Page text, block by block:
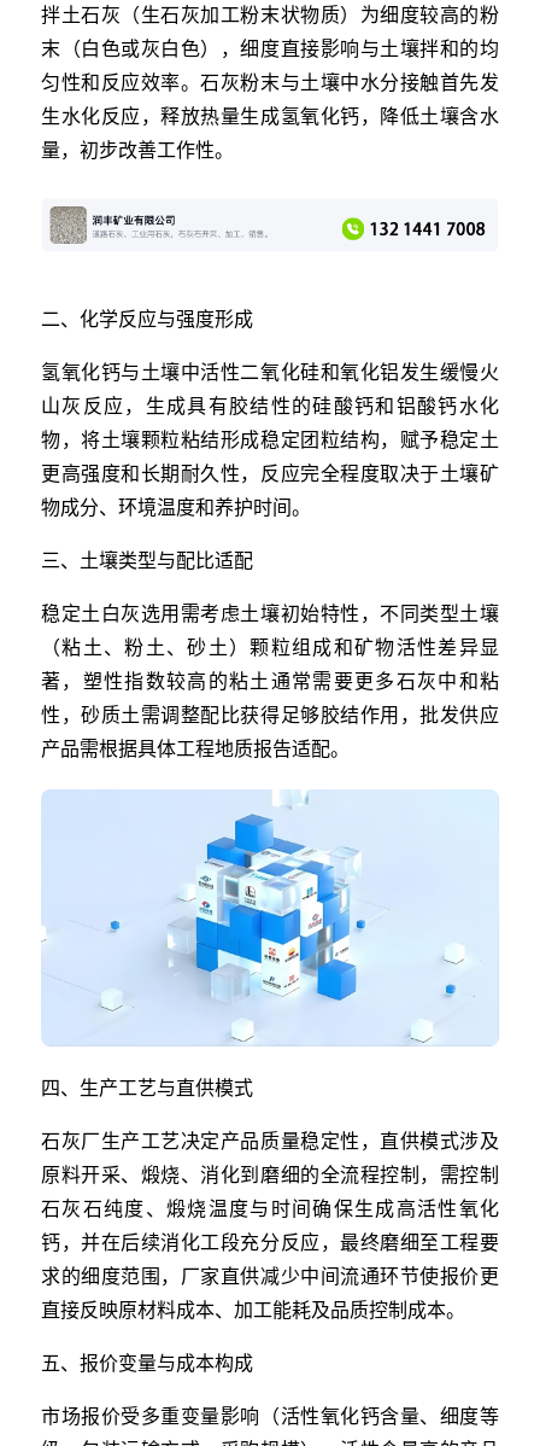
拌土石灰（生石灰加工粉末状物质）为细度较高的粉
末（白色或灰白色），细度直接影响与土壤拌和的均
匀性和反应效率。石灰粉末与土壤中水分接触首先发
生水化反应，释放热量生成氢氧化钙，降低土壤含水
量，初步改善工作性。
二、化学反应与强度形成
氢氧化钙与土壤中活性二氧化硅和氧化铝发生缓慢火
山灰反应，生成具有胶结性的硅酸钙和铝酸钙水化
物，将土壤颗粒粘结形成稳定团粒结构，赋予稳定土
更高强度和长期耐久性，反应完全程度取决于土壤矿
物成分、环境温度和养护时间。
三、土壤类型与配比适配
稳定土白灰选用需考虑土壤初始特性，不同类型土壤
（粘土、粉土、砂土）颗粒组成和矿物活性差异显
著，塑性指数较高的粘土通常需要更多石灰中和粘
性，砂质土需调整配比获得足够胶结作用，批发供应
产品需根据具体工程地质报告适配。
四、生产工艺与直供模式
石灰厂生产工艺决定产品质量稳定性，直供模式涉及
原料开采、煅烧、消化到磨细的全流程控制，需控制
石灰石纯度、煅烧温度与时间确保生成高活性氧化
钙，并在后续消化工段充分反应，最终磨细至工程要
求的细度范围，厂家直供减少中间流通环节使报价更
直接反映原材料成本、加工能耗及品质控制成本。
五、报价变量与成本构成
市场报价受多重变量影响（活性氧化钙含量、细度等